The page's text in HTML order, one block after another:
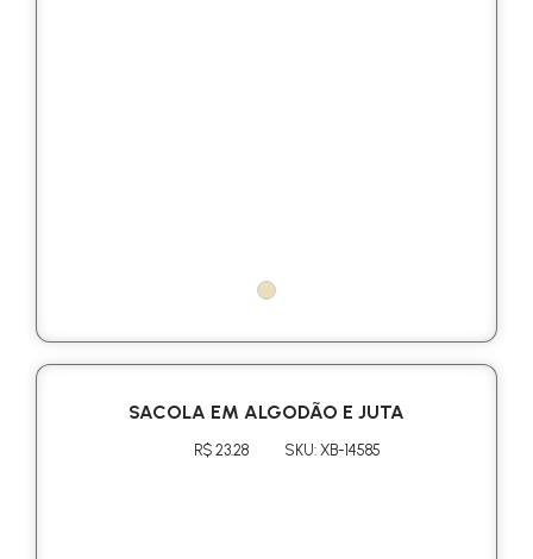
SACOLA EM ALGODÃO E JUTA
R$ 23.28 SKU: XB-14585